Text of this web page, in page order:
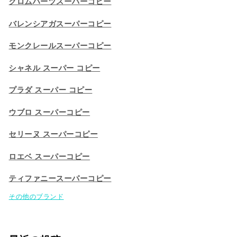
バレンシアガスーパーコピー
モンクレールスーパーコピー
シャネル スーパー コピー
プラダ スーパー コピー
ウブロ スーパーコピー
セリーヌ スーパーコピー​
ロエベ スーパーコピー
ティファニースーパーコピー
その他のブランド